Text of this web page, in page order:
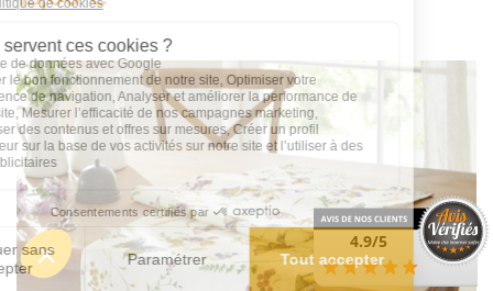
4.9/5